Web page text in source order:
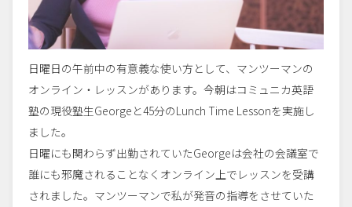
日曜日の午前中の有意義な使い方として、マンツーマンの
オンライン・レッスンがあります。今朝はコミュニカ英語
塾の現役塾生Georgeと45分のLunch Time Lessonを実施し
ました。
日曜にも関わらず出勤されていたGeorgeは会社の会議室で
誰にも邪魔されることなくオンライン上でレッスンを受講
されました。マンツーマンで私が発音の指導をさせていた